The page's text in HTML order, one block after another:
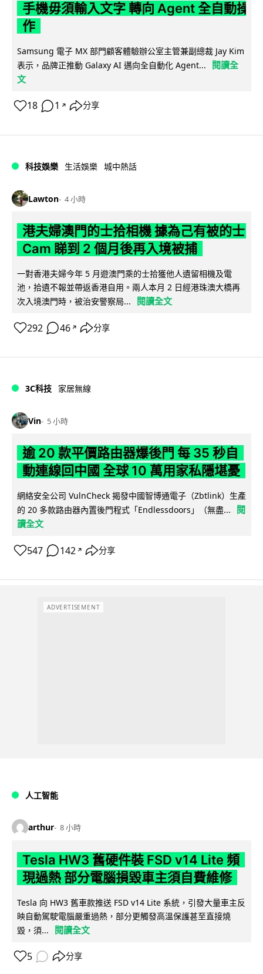
手機毋須輸入文字 轉向 Agent 全自動操
作
Samsung 電子 MX 部門顧客體驗辦公室主管兼副總裁 Jay Kim
表示，品牌正推動 Galaxy AI 邁向全自動化 Agent...
閱讀全
文
18 1 ↗ 分享
科技娛樂 生活娛樂 城中熱話
Lawton 4 小時
港夫婦澳門的士拾相機 據為己有被的士
Cam 睇到 2 個月後再入境被捕
一對香港夫婦今年 5 月遊澳門乘的士拾獲他人遺留相機及電
池，拾遺不報並帶返香港自用。兩人本月 2 日經港珠澳大橋再
次入境澳門時，被治安警察局...
閱讀全文
292 46 ↗ 分享
3C科技 家居無線
Vin 5 小時
逾 20 款平價路由器爆後門 每 35 秒自
動連線回中國 全球 10 萬用家私隱堪憂
網絡安全公司 VulnCheck 揭發中國智博通電子（Zbtlink）生產
的 20 多款路由器內置後門程式「Endlessdoors」（無盡...
閱
讀全文
547 142 ↗ 分享
ADVERTISEMENT
人工智能
arthur 8 小時
Tesla HW3 舊硬件裝 FSD v14 Lite 頻
現過熱 部分電腦損毀車主須自費維修
Tesla 向 HW3 舊車款推送 FSD v14 Lite 系統，引發大量車主反
映自動駕駛電腦嚴重過熱，部分更觸發高溫保護甚至直接燒
毀，須...
閱讀全文
5 分享